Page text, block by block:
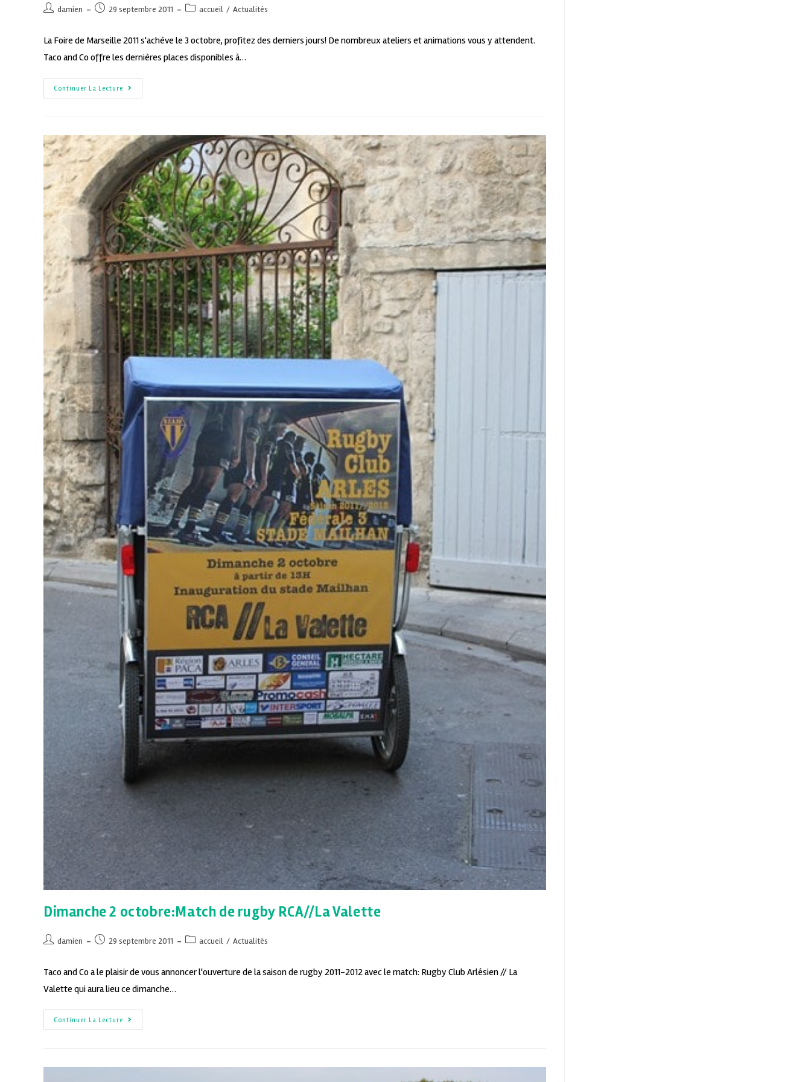
damien 29 septembre 2011 accueil / Actualités
La Foire de Marseille 2011 s'achève le 3 octobre, profitez des derniers jours! De nombreux ateliers et animations vous y attendent.
Taco and Co offre les dernières places disponibles à…
Continuer La Lecture
Dimanche 2 octobre:Match de rugby RCA//La Valette
damien 29 septembre 2011 accueil / Actualités
Taco and Co a le plaisir de vous annoncer l'ouverture de la saison de rugby 2011-2012 avec le match: Rugby Club Arlésien // La
Valette qui aura lieu ce dimanche…
Continuer La Lecture